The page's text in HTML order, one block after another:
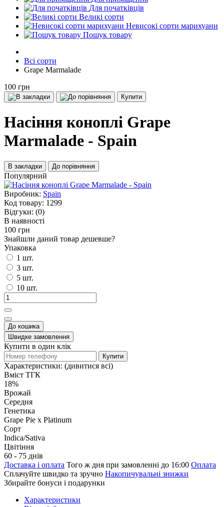
Для початківців
Великі сорти
Невисокі сорти марихуани
Пошук товару
Всі сорти
Grape Marmalade
100 грн
Купити
Насіння коноплі Grape
Marmalade - Spain
В закладки До порівняння
Популярний
Виробник: Spain
Код товару: 1299
Відгуки: (0)
В наявності
100 грн
Знайшли даний товар дешевше?
Упаковка
1 шт.
3 шт.
5 шт.
10 шт.
До кошика
Швидке замовлення
Купити в один клік
Купити
Характеристики: (дивитися всі)
Вміст ТГК
18%
Врожай
Середня
Генетика
Grape Pie x Platinum
Сорт
Indica/Sativa
Цвітіння
60 - 75 днів
Доставка і оплата Того ж дня при замовленні до 16:00 Оплата
Сплачуйте швидко та зручно Накопичувальні знижки
Збирайте бонуси і подарунки
Характеристики